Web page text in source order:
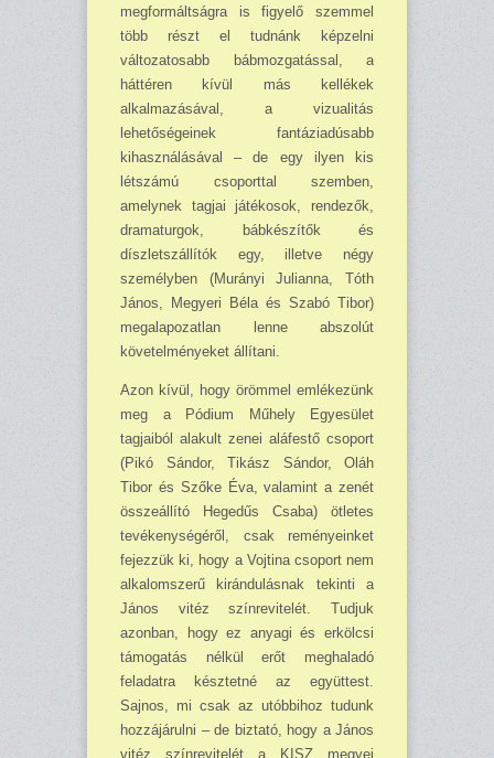
megformáltságra is figyelő szemmel
több részt el tudnánk képzelni
változatosabb báb­mozgatással, a
háttéren kívül más kellékek
alkalmazásával, a vizualitás
lehetőségeinek fantáziadúsabb
kihasználásával – de egy ilyen kis
létszámú csoporttal szemben,
amelynek tagjai játékosok, rendezők,
dramaturgok, báb­készítők és
díszletszállítók egy, illetve négy
személyben (Murányi Ju­lianna, Tóth
János, Megyeri Béla és Szabó Tibor)
megala­pozatlan lenne abszolút
követelményeket állítani.
Azon kívül, hogy örömmel emlékezünk
meg a Pódium Műhely Egyesület
tagjaiból alakult zenei aláfestő csoport
(Pikó Sándor, Tikász Sándor, Oláh
Tibor és Szőke Éva, va­lamint a zenét
összeállító Hegedűs Csaba) ötletes
tevékeny­ségéről, csak reményeinket
fejezzük ki, hogy a Vojtina cso­port nem
alkalomszerű kirándulásnak tekinti a
János vitéz színrevitelét. Tudjuk
azonban, hogy ez anyagi és erkölcsi
támogatás nélkül erőt meghaladó
feladatra késztetné az együttest.
Sajnos, mi csak az utóbbihoz tudunk
hozzájárulni – de biztató, hogy a János
vitéz színrevitelét a KISZ me­gyei